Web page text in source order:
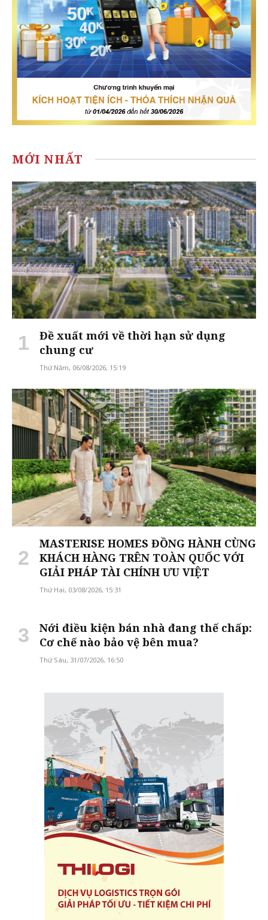
MỚI NHẤT
Đề xuất mới về thời hạn sử dụng
chung cư
Thứ Năm, 06/08/2026, 15:19
MASTERISE HOMES ĐỒNG HÀNH CÙNG
KHÁCH HÀNG TRÊN TOÀN QUỐC VỚI
GIẢI PHÁP TÀI CHÍNH ƯU VIỆT
Thứ Hai, 03/08/2026, 15:31
Nới điều kiện bán nhà đang thế chấp:
Cơ chế nào bảo vệ bên mua?
Thứ Sáu, 31/07/2026, 16:50